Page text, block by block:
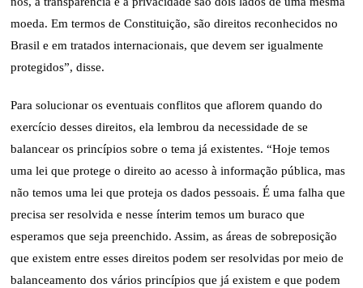
moeda. Em termos de Constituição, são direitos reconhecidos no
Brasil e em tratados internacionais, que devem ser igualmente
protegidos”, disse.
Para solucionar os eventuais conflitos que aflorem quando do
exercício desses direitos, ela lembrou da necessidade de se
balancear os princípios sobre o tema já existentes. “Hoje temos
uma lei que protege o direito ao acesso à informação pública, mas
não temos uma lei que proteja os dados pessoais. É uma falha que
precisa ser resolvida e nesse ínterim temos um buraco que
esperamos que seja preenchido. Assim, as áreas de sobreposição
que existem entre esses direitos podem ser resolvidas por meio de
balanceamento dos vários princípios que já existem e que podem